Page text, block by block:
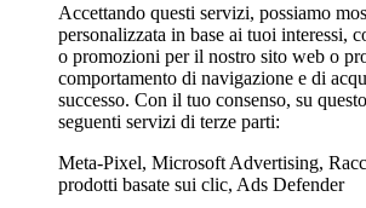
Accettando questi servizi, possiamo
personalizzata in base ai tuoi interessi,
o promozioni per il nostro sito web o
comportamento di navigazione e di
successo. Con il tuo consenso, su
seguenti servizi di terze parti:
Meta-Pixel, Microsoft Advertising,
prodotti basate sui clic, Ads Defender